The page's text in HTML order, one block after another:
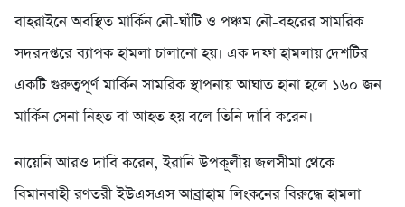
বাহরাইনে অবস্থিত মার্কিন নৌ-ঘাঁটি ও পঞ্চম নৌ-বহরের সামরিক
সদরদপ্তরে ব্যাপক হামলা চালানো হয়। এক দফা হামলায় দেশটির
একটি গুরুত্বপূর্ণ মার্কিন সামরিক স্থাপনায় আঘাত হানা হলে ১৬০ জন
মার্কিন সেনা নিহত বা আহত হয় বলে তিনি দাবি করেন।
নায়েনি আরও দাবি করেন, ইরানি উপকূলীয় জলসীমা থেকে
বিমানবাহী রণতরী ইউএসএস আব্রাহাম লিংকনের বিরুদ্ধে হামলা